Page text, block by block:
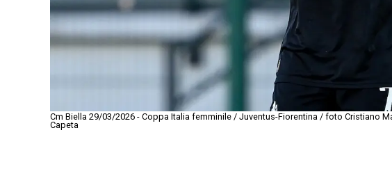
Cm Biella 29/03/2026 - Coppa Italia femminile / Juventus-Fiorentina / foto Cristiano
Capeta